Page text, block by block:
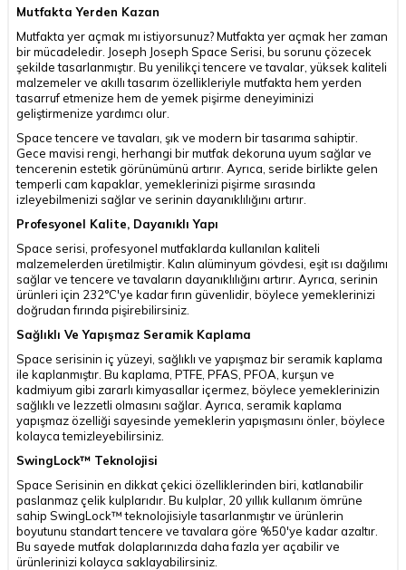
Mutfakta Yerden Kazan
Mutfakta yer açmak mı istiyorsunuz? Mutfakta yer açmak her zaman
bir mücadeledir. Joseph Joseph Space Serisi, bu sorunu çözecek
şekilde tasarlanmıştır. Bu yenilikçi tencere ve tavalar, yüksek kaliteli
malzemeler ve akıllı tasarım özellikleriyle mutfakta hem yerden
tasarruf etmenize hem de yemek pişirme deneyiminizi
geliştirmenize yardımcı olur.
Space tencere ve tavaları, şık ve modern bir tasarıma sahiptir.
Gece mavisi rengi, herhangi bir mutfak dekoruna uyum sağlar ve
tencerenin estetik görünümünü artırır. Ayrıca, seride birlikte gelen
temperli cam kapaklar, yemeklerinizi pişirme sırasında
izleyebilmenizi sağlar ve serinin dayanıklılığını artırır.
Profesyonel Kalite, Dayanıklı Yapı
Space serisi, profesyonel mutfaklarda kullanılan kaliteli
malzemelerden üretilmiştir. Kalın alüminyum gövdesi, eşit ısı dağılımı
sağlar ve tencere ve tavaların dayanıklılığını artırır. Ayrıca, serinin
ürünleri için 232°C'ye kadar fırın güvenlidir, böylece yemeklerinizi
doğrudan fırında pişirebilirsiniz.
Sağlıklı Ve Yapışmaz Seramik Kaplama
Space serisinin iç yüzeyi, sağlıklı ve yapışmaz bir seramik kaplama
ile kaplanmıştır. Bu kaplama, PTFE, PFAS, PFOA, kurşun ve
kadmiyum gibi zararlı kimyasallar içermez, böylece yemeklerinizin
sağlıklı ve lezzetli olmasını sağlar. Ayrıca, seramik kaplama
yapışmaz özelliği sayesinde yemeklerin yapışmasını önler, böylece
kolayca temizleyebilirsiniz.
SwingLock™ Teknolojisi
Space Serisinin en dikkat çekici özelliklerinden biri, katlanabilir
paslanmaz çelik kulplarıdır. Bu kulplar, 20 yıllık kullanım ömrüne
sahip SwingLock™ teknolojisiyle tasarlanmıştır ve ürünlerin
boyutunu standart tencere ve tavalara göre %50'ye kadar azaltır.
Bu sayede mutfak dolaplarınızda daha fazla yer açabilir ve
ürünlerinizi kolayca saklayabilirsiniz.